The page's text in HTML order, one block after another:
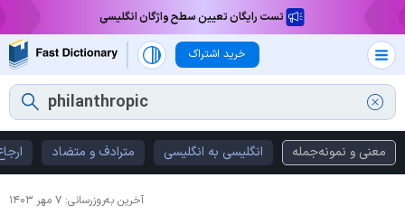
تست رایگان تعیین سطح واژگان انگلیسی
خرید اشتراک
معنی و نمونه‌جمله انگلیسی به انگلیسی مترادف و متضاد
آخرین به‌روزرسانی: ۷ مهر ۱۴۰۳